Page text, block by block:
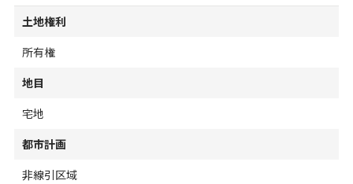
土地権利
所有権
地目
宅地
都市計画
非線引区域